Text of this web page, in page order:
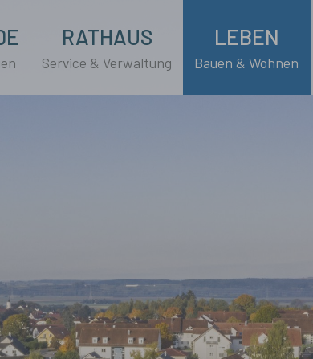
RATHAUS
Service & Verwaltung
LEBEN
Bauen & Wohnen